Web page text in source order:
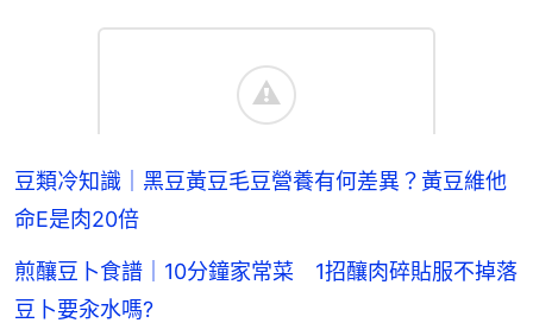
豆類冷知識｜黑豆黃豆毛豆營養有何差異？黃豆維他
命E是肉20倍
煎釀豆卜食譜｜10分鐘家常菜 1招釀肉碎貼服不掉落
豆卜要汆水嗎?